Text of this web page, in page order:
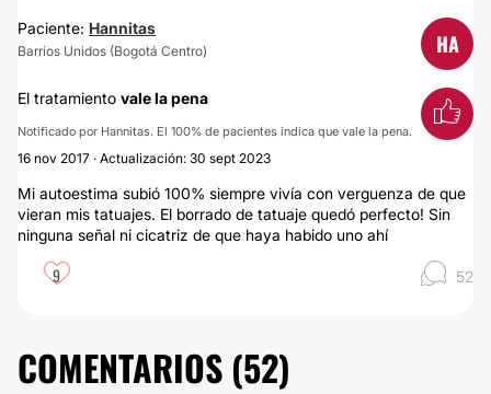
Paciente: Hannitas
Barrios Unidos (Bogotá Centro) HA
El tratamiento vale la pena
Notificado por Hannitas. El 100% de pacientes indica que vale la pena.
16 nov 2017 · Actualización: 30 sept 2023
Mi autoestima subió 100% siempre vivía con verguenza de que
vieran mis tatuajes. El borrado de tatuaje quedó perfecto! Sin
ninguna señal ni cicatriz de que haya habido uno ahí
9 52
COMENTARIOS (52)